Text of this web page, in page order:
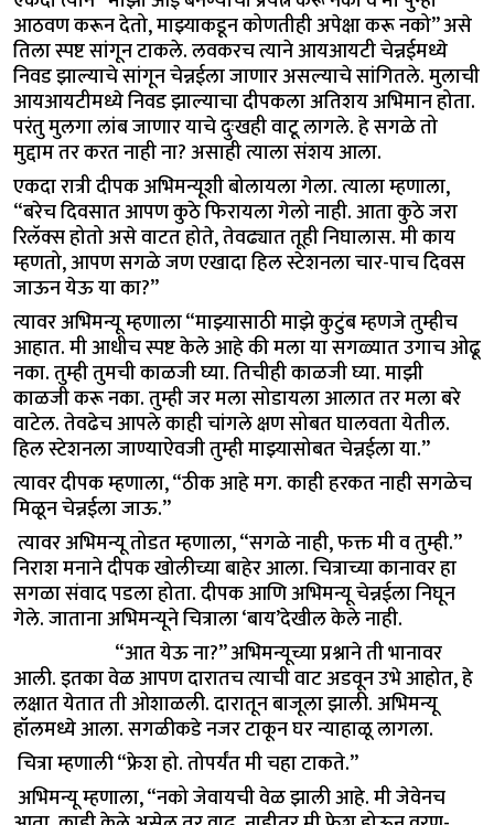
आठवण करून देतो, माझ्याकडून कोणतीही अपेक्षा करू नको” असे
तिला स्पष्ट सांगून टाकले. लवकरच त्याने आयआयटी चेन्नईमध्ये
निवड झाल्याचे सांगून चेन्नईला जाणार असल्याचे सांगितले. मुलाची
आयआयटीमध्ये निवड झाल्याचा दीपकला अतिशय अभिमान होता.
परंतु मुलगा लांब जाणार याचे दुःखही वाटू लागले. हे सगळे तो
मुद्दाम तर करत नाही ना? असाही त्याला संशय आला.
एकदा रात्री दीपक अभिमन्यूशी बोलायला गेला. त्याला म्हणाला,
“बरेच दिवसात आपण कुठे फिरायला गेलो नाही. आता कुठे जरा
रिलॅक्स होतो असे वाटत होते, तेवढ्यात तूही निघालास. मी काय
म्हणतो, आपण सगळे जण एखादा हिल स्टेशनला चार-पाच दिवस
जाऊन येऊ या का?”
त्यावर अभिमन्यू म्हणाला “माझ्यासाठी माझे कुटुंब म्हणजे तुम्हीच
आहात. मी आधीच स्पष्ट केले आहे की मला या सगळ्यात उगाच ओढू
नका. तुम्ही तुमची काळजी घ्या. तिचीही काळजी घ्या. माझी
काळजी करू नका. तुम्ही जर मला सोडायला आलात तर मला बरे
वाटेल. तेवढेच आपले काही चांगले क्षण सोबत घालवता येतील.
हिल स्टेशनला जाण्याऐवजी तुम्ही माझ्यासोबत चेन्नईला या.”
त्यावर दीपक म्हणाला, “ठीक आहे मग. काही हरकत नाही सगळेच
मिळून चेन्नईला जाऊ.”
त्यावर अभिमन्यू तोडत म्हणाला, “सगळे नाही, फक्त मी व तुम्ही.”
निराश मनाने दीपक खोलीच्या बाहेर आला. चित्राच्या कानावर हा
सगळा संवाद पडला होता. दीपक आणि अभिमन्यू चेन्नईला निघून
गेले. जाताना अभिमन्यूने चित्राला ‘बाय’देखील केले नाही.
“आत येऊ ना?” अभिमन्यूच्या प्रश्नाने ती भानावर
आली. इतका वेळ आपण दारातच त्याची वाट अडवून उभे आहोत, हे
लक्षात येतात ती ओशाळली. दारातून बाजूला झाली. अभिमन्यू
हॉलमध्ये आला. सगळीकडे नजर टाकून घर न्याहाळू लागला.
चित्रा म्हणाली “फ्रेश हो. तोपर्यंत मी चहा टाकते.”
अभिमन्यू म्हणाला, “नको जेवायची वेळ झाली आहे. मी जेवेनच